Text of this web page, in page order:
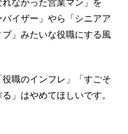
なかった営業マン」を
バイザー」やら「シニアア
」みたいな役職にする風
職のインフレ」「すごそ
」はやめてほしいです。